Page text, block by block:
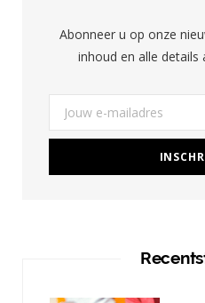
k
Abonneer u op onze
inhoud en alle details